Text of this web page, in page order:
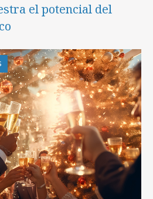
el potencial del